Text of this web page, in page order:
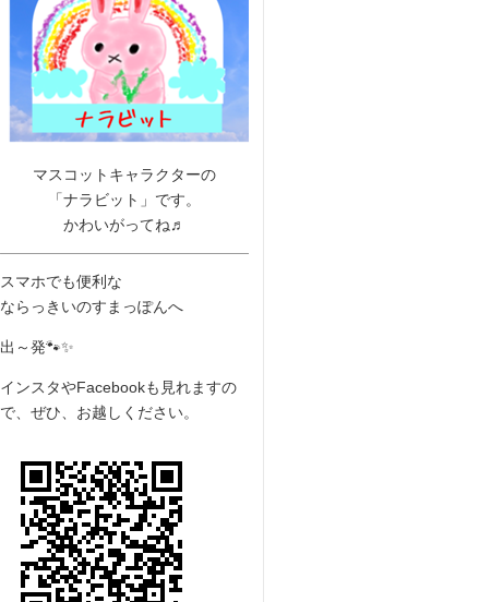
マスコットキャラクターの
「ナラビット」です。
かわいがってね♬
スマホでも便利な
ならっきいのすまっぽんへ
出～発🐾✨
インスタやFacebookも見れますの
で、ぜひ、お越しください。